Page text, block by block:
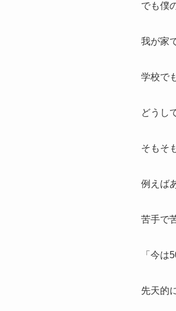
でも僕
我が家
学校で
どうし
そもそ
例えば
苦手で
「今は
先天的